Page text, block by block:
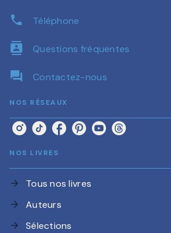
phone Téléphone
contacts Questions fréquentes
question_answer Contactez-nous
NOS RÉSEAUX
NOS LIVRES
arrow_forward Tous nos livres
arrow_forward Auteurs
arrow_forward Sélections